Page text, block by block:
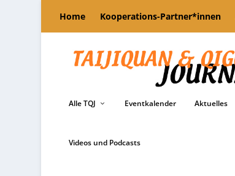
Home Kooperations-Partner*innen
Alle TQJ Eventkalender Aktuelles
Videos und Podcasts